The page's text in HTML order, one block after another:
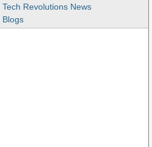
Tech Revolutions News
Blogs